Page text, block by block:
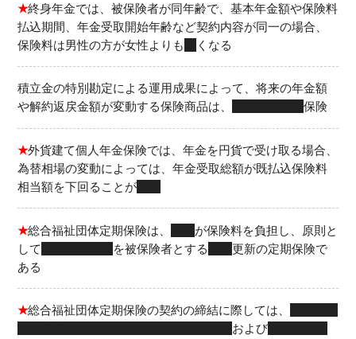
★終身年金では、被保険者が同年齢で、基本年金額や保険料
払込期間、年金受取開始年齢など契約内容が同一の場合、
保険料は男性の方が女性よりも
くなる
積立金の特別勘定による運用成果によって、将来の年金額
や解約返戻金額が変動する保険商品は、
保険
★外貨建て個人年金保険では、年金を円貨で受け取る場合、
為替相場の変動によっては、年金受取総額が既払込保険料
相当額を下回ることがある
★総合福祉団体定期保険は、
が保険料を負担し、原則と
して
を被保険者とする
更新の定期保険で
ある
★総合福祉団体定期保険の契約の締結に際しては、
および保険約款に